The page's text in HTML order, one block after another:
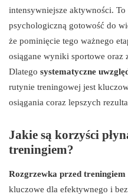
intensywniejsze aktywności. To
psychologiczną gotowość do
że pominięcie tego ważnego
osiągane wyniki sportowe
Dlatego systematyczne
rutynie treningowej jest
osiągania coraz lepszych
Jakie są korzyści
treningiem?
Rozgrzewka przed treningiem
kluczowe dla efektywnego i